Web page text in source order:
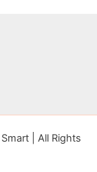
| All Rights